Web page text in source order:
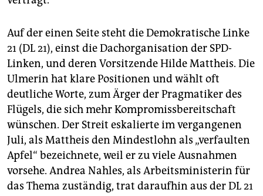
Auf der einen Seite steht die Demokratische Linke
21 (DL 21), einst die Dachorganisation der SPD-
Linken, und deren Vorsitzende Hilde Mattheis. Die
Ulmerin hat klare Positionen und wählt oft
deutliche Worte, zum Ärger der Pragmatiker des
Flügels, die sich mehr Kompromissbereitschaft
wünschen. Der Streit eskalierte im vergangenen
Juli, als Mattheis den Mindestlohn als „verfaulten
Apfel“ bezeichnete, weil er zu viele Ausnahmen
vorsehe. Andrea Nahles, als Arbeitsministerin für
das Thema zuständig, trat daraufhin aus der DL 21